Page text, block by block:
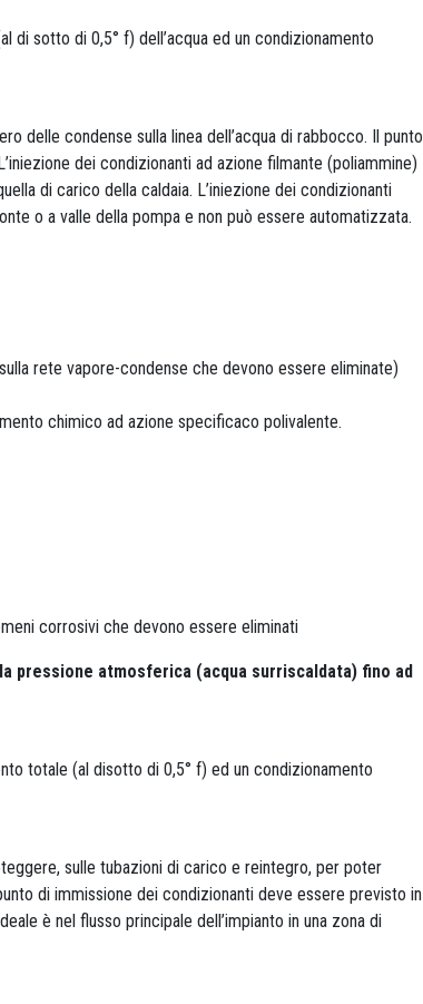
sotto di 0,5° f) dell’acqua ed un condizionamento
delle condense sulla linea dell’acqua di rabbocco. Il punto
dei condizionanti ad azione filmante (poliammine)
di carico della caldaia. L’iniezione dei condizionanti
o a valle della pompa e non può essere automatizzata.
rete vapore-condense che devono essere eliminate)
chimico ad azione specificaco polivalente.
corrosivi che devono essere eliminati
pressione atmosferica (acqua surriscaldata) fino ad
totale (al disotto di 0,5° f) ed un condizionamento
sulle tubazioni di carico e reintegro, per poter
di immissione dei condizionanti deve essere previsto in
è nel flusso principale dell’impianto in una zona di